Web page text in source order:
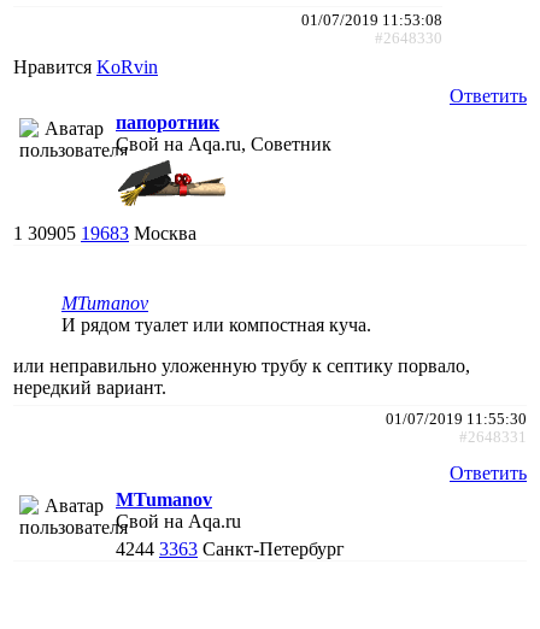
01/07/2019 11:53:08
#2648330
Нравится KoRvin
Ответить
папоротник
Свой на Aqa.ru, Советник
1 30905 19683 Москва
MTumanov
И рядом туалет или компостная куча.
или неправильно уложенную трубу к септику порвало,
нередкий вариант.
01/07/2019 11:55:30
#2648331
Ответить
MTumanov
Свой на Aqa.ru
4244 3363 Санкт-Петербург